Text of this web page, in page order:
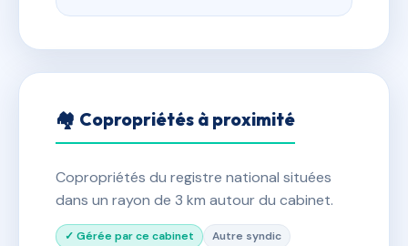
🏘 Copropriétés à proximité
Copropriétés du registre national situées
dans un rayon de 3 km autour du cabinet.
✓ Gérée par ce cabinet Autre syndic